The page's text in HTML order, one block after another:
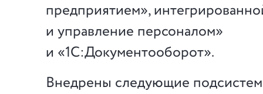
предприятием»,
и управление персоналом»
и «1С:Документооборот».
Внедрены следующие